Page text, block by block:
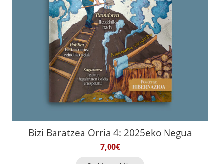
Bizi Baratzea Orria 4: 2025eko Negua
7,00€